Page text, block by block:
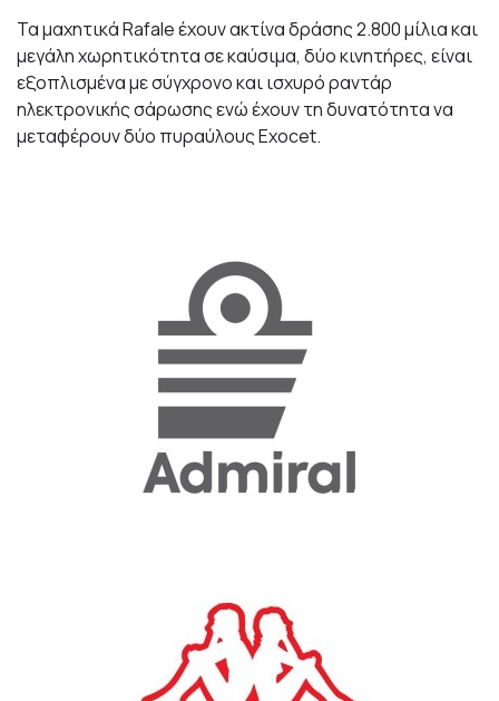
Τα μαχητικά Rafale έχουν ακτίνα δράσης 2.800 μίλια και
μεγάλη χωρητικότητα σε καύσιμα, δύο κινητήρες, είναι
εξοπλισμένα με σύγχρονο και ισχυρό ραντάρ
ηλεκτρονικής σάρωσης ενώ έχουν τη δυνατότητα να
μεταφέρουν δύο πυραύλους Exocet.